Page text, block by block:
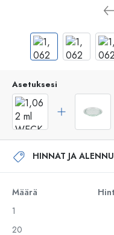
Asetuksesi
HINNAT JA
Määrä
1
20